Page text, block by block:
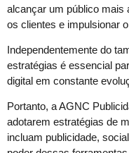
alcançar um público mais
os clientes e impulsionar
Independentemente do
estratégias é essencial
digital em constante
Portanto, a AGNC
adotarem estratégias de
incluam publicidade,